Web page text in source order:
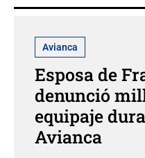
Avianca
Esposa de
denunció
equipaje
Avianca